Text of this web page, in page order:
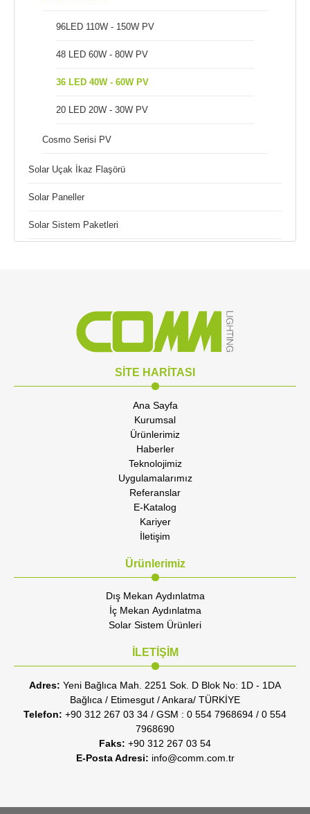
96LED 110W - 150W PV
48 LED 60W - 80W PV
36 LED 40W - 60W PV
20 LED 20W - 30W PV
Cosmo Serisi PV
Solar Uçak İkaz Flaşörü
Solar Paneller
Solar Sistem Paketleri
SİTE HARİTASI
Ana Sayfa
Kurumsal
Ürünlerimiz
Haberler
Teknolojimiz
Uygulamalarımız
Referanslar
E-Katalog
Kariyer
İletişim
Ürünlerimiz
Dış Mekan Aydınlatma
İç Mekan Aydınlatma
Solar Sistem Ürünleri
İLETİŞİM
Adres: Yeni Bağlıca Mah. 2251 Sok. D Blok No: 1D - 1DA
Bağlıca / Etimesgut / Ankara/ TÜRKİYE
Telefon: +90 312 267 03 34 / GSM : 0 554 7968694 / 0 554
7968690
Faks: +90 312 267 03 54
E-Posta Adresi: info@comm.com.tr